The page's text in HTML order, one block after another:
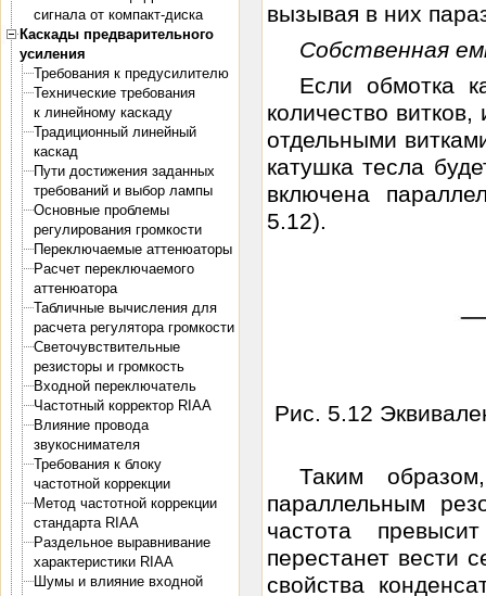
сигнала от компакт-диска
Каскады предварительного
усиления
Требования к предусилителю
Технические требования
к линейному каскаду
Традиционный линейный
каскад
Пути достижения заданных
требований и выбор лампы
Основные проблемы
регулирования громкости
Переключаемые аттенюаторы
Расчет переключаемого
аттенюатора
Табличные вычисления для
расчета регулятора громкости
Светочувствительные
резисторы и громкость
Входной переключатель
Частотный корректор RIAA
Влияние провода
звукоснимателя
Требования к блоку
частотной коррекции
Метод частотной коррекции
стандарта RIAA
Раздельное выравнивание
характеристики RIAA
Шумы и влияние входной
вызывая в них
Собственная
Если обмотка
количество
отдельными
катушка тесла
включена
5.12).
Рис. 5.12
Таким
параллельным
частота
перестанет вести
свойства